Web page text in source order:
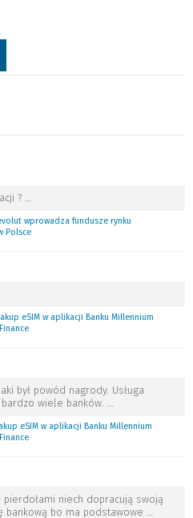
? …
wprowadza fundusze rynku
Polsce
eSIM w aplikacji Banku Millennium
był powód nagrody. Usługa
wiele banków. …
eSIM w aplikacji Banku Millennium
pierdołami niech dopracują swoją
bankową bo ma podstawowe …